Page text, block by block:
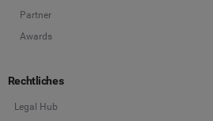
Partner
Awards
Rechtliches
Legal Hub